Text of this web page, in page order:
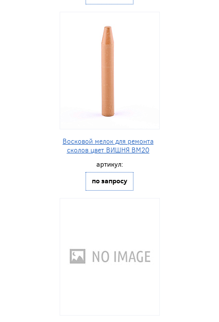
Восковой мелок для ремонта
сколов цвет ВИШНЯ BM20
артикул:
по запросу